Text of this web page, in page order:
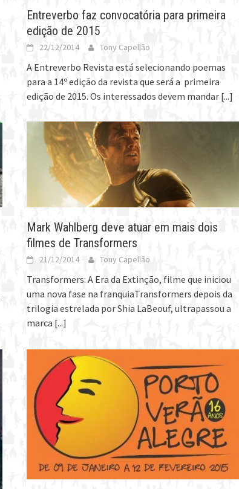
Entreverbo faz convocatória para primeira
edição de 2015
22/12/2014 Tony Capellão
A Entreverbo Revista está selecionando poemas
para a 14º edição da revista que será a primeira
edição de 2015. Os interessados devem mandar [...]
Mark Wahlberg deve atuar em mais dois
filmes de Transformers
21/12/2014 Tony Capellão
Transformers: A Era da Extinção, filme que iniciou
uma nova fase na franquiaTransformers depois da
trilogia estrelada por Shia LaBeouf, ultrapassou a
marca [...]